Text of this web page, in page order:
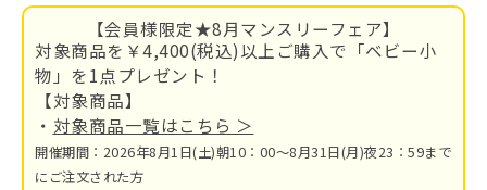
【会員様限定★8月マンスリーフェア】
対象商品を￥4,400(税込)以上ご購入で「ベビー小
物」を1点プレゼント！
【対象商品】
・ 対象商品一覧はこちら ＞
開催期間：2026年8月1日(土)朝10：00～8月31日(月)夜23：59まで
にご注文された方